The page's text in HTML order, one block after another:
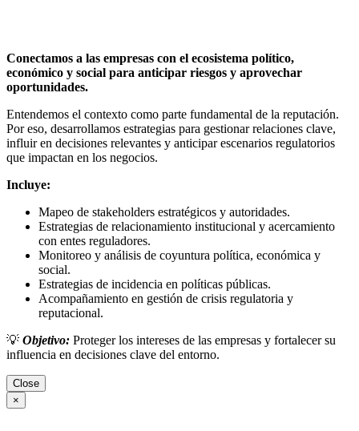
Conectamos a las empresas con el ecosistema político,
económico y social para anticipar riesgos y aprovechar
oportunidades.
Entendemos el contexto como parte fundamental de la reputación.
Por eso, desarrollamos estrategias para gestionar relaciones clave,
influir en decisiones relevantes y anticipar escenarios regulatorios
que impactan en los negocios.
Incluye:
Mapeo de stakeholders estratégicos y autoridades.
Estrategias de relacionamiento institucional y acercamiento
con entes reguladores.
Monitoreo y análisis de coyuntura política, económica y
social.
Estrategias de incidencia en políticas públicas.
Acompañamiento en gestión de crisis regulatoria y
reputacional.
💡 Objetivo: Proteger los intereses de las empresas y fortalecer su
influencia en decisiones clave del entorno.
Close
×